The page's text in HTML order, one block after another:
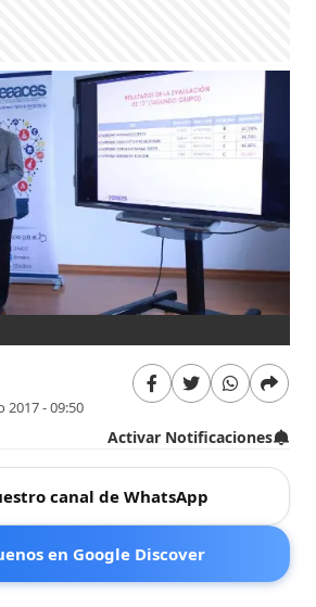
2017 - 09:50
Activar Notificaciones
canal de WhatsApp
en Google Discover